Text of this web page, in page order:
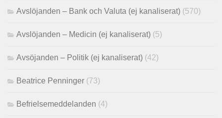
Avslöjanden – Bank och Valuta (ej kanaliserat) (570)
Avslöjanden – Medicin (ej kanaliserat) (5)
Avsöjanden – Politik (ej kanaliserat) (42)
Beatrice Penninger (73)
Befrielsemeddelanden (4)